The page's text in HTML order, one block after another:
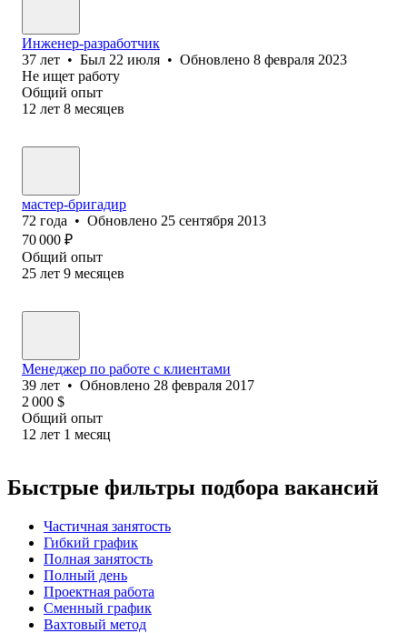
Инженер-разработчик
37 лет • Был 22 июля • Обновлено 8 февраля 2023
Не ищет работу
Общий опыт
12 лет 8 месяцев
мастер-бригадир
72 года • Обновлено 25 сентября 2013
70 000 ₽
Общий опыт
25 лет 9 месяцев
Менеджер по работе с клиентами
39 лет • Обновлено 28 февраля 2017
2 000 $
Общий опыт
12 лет 1 месяц
Быстрые фильтры подбора вакансий
Частичная занятость
Гибкий график
Полная занятость
Полный день
Проектная работа
Сменный график
Вахтовый метод